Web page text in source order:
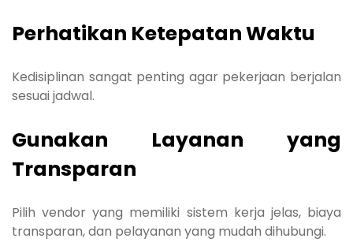
Perhatikan Ketepatan Waktu
Kedisiplinan sangat penting agar pekerjaan berjalan
sesuai jadwal.
Gunakan Layanan yang
Transparan
Pilih vendor yang memiliki sistem kerja jelas, biaya
transparan, dan pelayanan yang mudah dihubungi.